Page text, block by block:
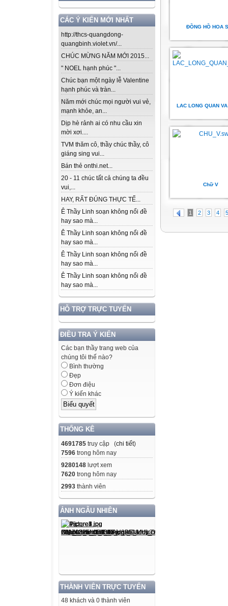
CÁC Ý KIẾN MỚI NHẤT
http://thcs-quangdong-
quangbinh.violet.vn/...
CHÚC MỪNG NĂM MỚI 2015...
" NOEL hạnh phúc "...
Chúc bạn một ngày lễ Valentine
hạnh phúc và tràn...
Năm mới chúc mọi người vui vẻ,
mạnh khỏe, an...
Dịp hè rảnh ai có nhu cầu xin
mời xơi....
TVM thăm cô, thầy chúc thầy, cô
giáng sing vui...
Bán thẻ onthi.net...
20 - 11 chúc tất cả chúng ta đều
vui,...
HAY, RẤT ĐÚNG THỰC TẾ...
Ê Thầy Linh soạn không nổi đề
hay sao mà...
Ê Thầy Linh soạn không nổi đề
hay sao mà...
Ê Thầy Linh soạn không nổi đề
hay sao mà...
Ê Thầy Linh soạn không nổi đề
hay sao mà...
HỖ TRỢ TRỰC TUYẾN
ĐIỀU TRA Ý KIẾN
Các bạn thầy trang web của
chúng tôi thế nào?
Bình thường
Đẹp
Đơn điệu
Ý kiến khác
THỐNG KÊ
4691785 truy cập (chi tiết)
7596 trong hôm nay
9280148 lượt xem
7620 trong hôm nay
2993 thành viên
ẢNH NGẪU NHIÊN
THÀNH VIÊN TRỰC TUYẾN
48 khách và 0 thành viên
ĐỒNG HỒ HOA
LAC LONG QUAN
Chữ V
1 2 3 4 5